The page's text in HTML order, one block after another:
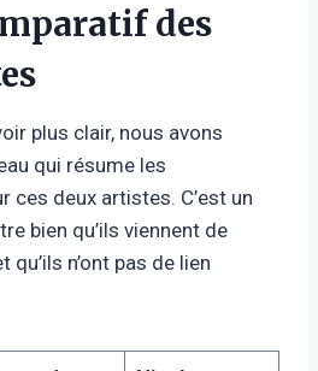
des
plus clair, nous avons
qui résume les
ces deux artistes. C’est un
bien qu’ils viennent de
n’ont pas de lien